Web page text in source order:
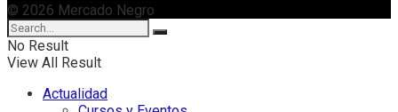
© 2026 Mercado Negro
No Result
View All Result
Actualidad